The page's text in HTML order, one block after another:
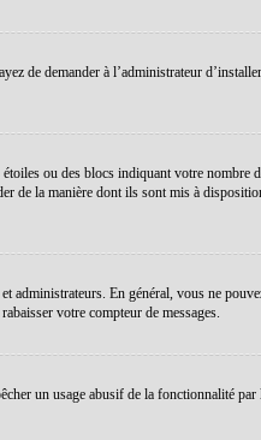
de demander à l’administrateur
ou des blocs indiquant votre
de la manière dont ils sont mis à
En général, vous ne
votre compteur de messages.
un usage abusif de la fonctionnalité par